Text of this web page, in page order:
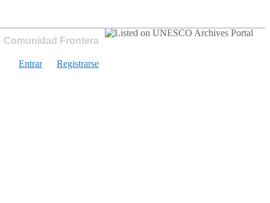
Comunidad Frontera
Entrar Registrarse